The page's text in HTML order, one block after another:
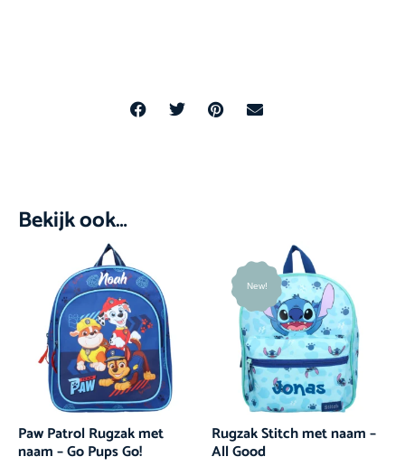
Bekijk ook…
Paw Patrol Rugzak met
naam – Go Pups Go!
New!
Rugzak Stitch met naam –
All Good